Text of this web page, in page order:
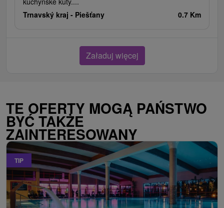
Trnavský kraj - Piešťany 0.7 Km
Załaduj więcej
TE OFERTY MOGĄ PAŃSTWO
BYĆ TAKŻE
ZAINTERESOWANY
TIP